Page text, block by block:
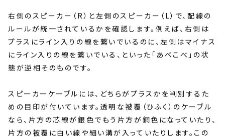
右側のスピーカー（R）と左側のスピーカー（L）で、配線の
ルールが統一されているかを確認します。例えば、右側は
プラスにライン入りの線を繋いでいるのに、左側はマイナス
にライン入りの線を繋いでいる、といった「あべこべ」の状
態が逆相そのものです。
スピーカーケーブルには、どちらがプラスかを判別するた
めの目印が付いています。透明な被覆（ひふく）のケーブル
なら、片方の芯線が銀色でもう片方が銅色になっていたり、
片方の被覆に白い線や細い溝が入っていたりします。この